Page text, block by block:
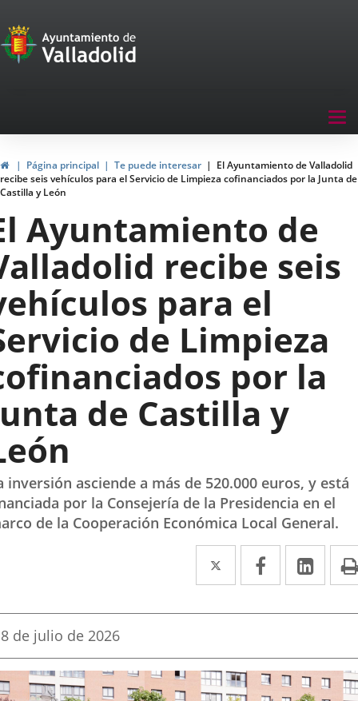
Portal
de
navegación
HomePágina principal Te puede interesar
El Ayuntamiento de Valladolid
recibe seis vehículos para el Servicio de Limpieza cofinanciados por la Junta de
Castilla y León
Ayuntamiento de
recibe seis
para el
de Limpieza
por la
de Castilla y
inversión asciende a más de 520.000 euros, y está
por la Consejería de la Presidencia en el
de la Cooperación Económica Local General.
Twitter
Enlace
a
una
externa.
Facebook
Enlace
a
una
externa.
a
una
Fecha
la
noticia
8 de julio de 2026